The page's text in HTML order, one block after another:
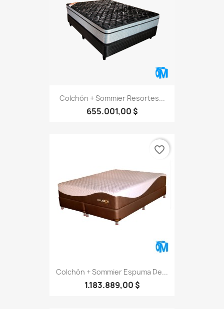
Colchón + Sommier Resortes...
655.001,00 $
Colchón + Sommier Espuma De...
1.183.889,00 $
favorite_border